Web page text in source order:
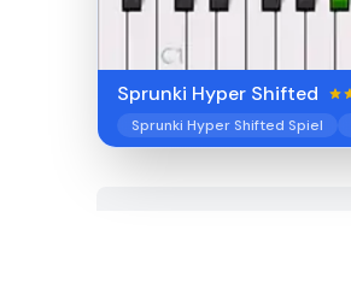
Sprunki Hyper Shifted
Sprunki Hyper Shifted Spiel